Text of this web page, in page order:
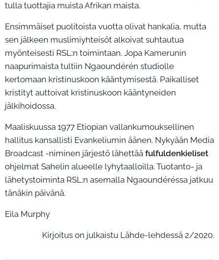
tulla tuottajia muista Afrikan maista.
Ensimmäiset puolitoista vuotta olivat hankalia, mutta
sen jälkeen muslimiyhteisöt alkoivat suhtautua
myönteisesti RSL:n toimintaan. Jopa Kamerunin
naapurimaista tultiin Ngaoundérén studiolle
kertomaan kristinuskoon kääntymisestä. Paikalliset
kristityt auttoivat kristinuskoon kääntyneiden
jälkihoidossa.
Maaliskuussa 1977 Etiopian vallankumouksellinen
hallitus kansallisti Evankeliumin äänen. Nykyään Media
Broadcast -niminen järjestö lähettää fulfuldenkieliset
ohjelmat Sahelin alueelle lyhytaalloilla. Tuotanto- ja
lähetystoiminta RSL:n asemalla Ngaoundéréssa jatkuu
tänäkin päivänä.
Eila Murphy
Kirjoitus on julkaistu Lähde-lehdessä 2/2020.